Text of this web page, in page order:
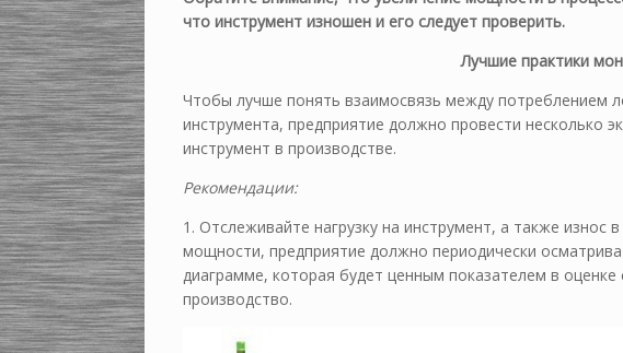
что инструмент изношен и его следует проверить.
Лучшие практики
Чтобы лучше понять взаимосвязь между потреблением
инструмента, предприятие должно провести несколько
инструмент в производстве.
Рекомендации:
1. Отслеживайте нагрузку на инструмент, а также износ
мощности, предприятие должно периодически
диаграмме, которая будет ценным показателем в
производство.